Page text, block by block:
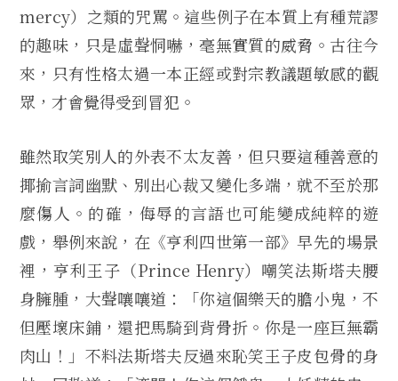
mercy）之類的咒罵。這些例子在本質上有種荒謬
的趣味，只是虛聲恫嚇，毫無實質的威脅。古往今
來，只有性格太過一本正經或對宗教議題敏感的觀
眾，才會覺得受到冒犯。
雖然取笑別人的外表不太友善，但只要這種善意的
揶揄言詞幽默、別出心裁又變化多端，就不至於那
麼傷人。的確，侮辱的言語也可能變成純粹的遊
戲，舉例來說，在《亨利四世第一部》早先的場景
裡，亨利王子（Prince Henry）嘲笑法斯塔夫腰
身臃腫，大聲嚷嚷道：「你這個樂天的膽小鬼，不
但壓壞床鋪，還把馬騎到背骨折。你是一座巨無霸
肉山！」不料法斯塔夫反過來恥笑王子皮包骨的身